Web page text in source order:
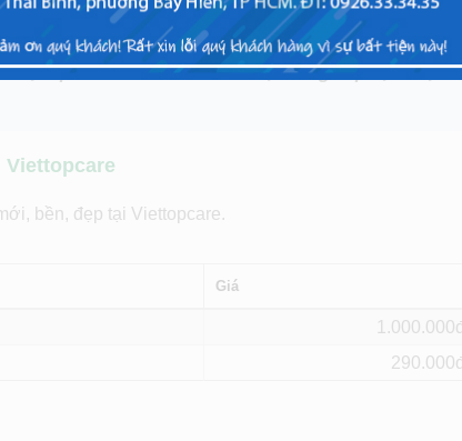
phục ngay lỗi này.
tại Tp. Hồ Chí Minh và Hà Nội cung cấp dịch vụ
Viettopcare
bền, đẹp tại Viettopcare.
Giá
1.000
290